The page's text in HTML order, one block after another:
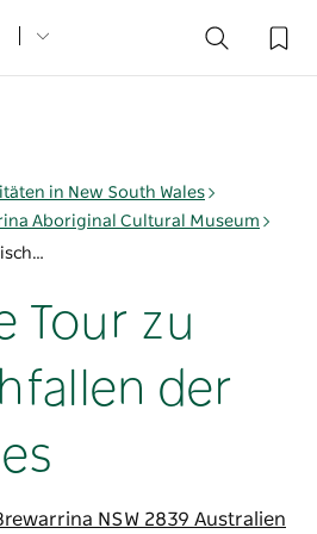
in New South Wales
Aboriginal Cultural Museum
Geführte Tour zu den Fischfallen der Aborigines
Tour zu
der
NSW 2839 Australien